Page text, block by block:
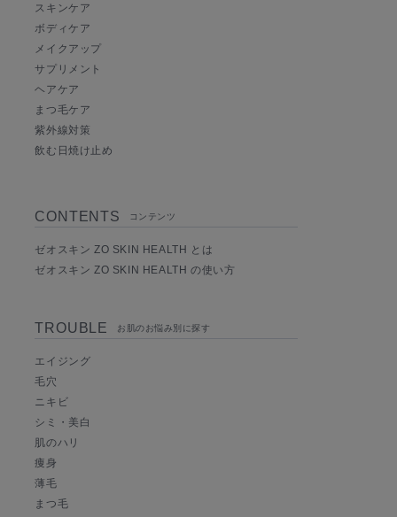
スキンケア
ボディケア
メイクアップ
サプリメント
ヘアケア
まつ毛ケア
紫外線対策
飲む日焼け止め
CONTENTS コンテンツ
ゼオスキン ZO SKIN HEALTH とは
ゼオスキン ZO SKIN HEALTH の使い方
TROUBLE お肌のお悩み別に探す
エイジング
毛穴
ニキビ
シミ・美白
肌のハリ
痩身
薄毛
まつ毛